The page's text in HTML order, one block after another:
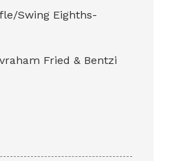
Swing Eighths-
Fried & Bentzi